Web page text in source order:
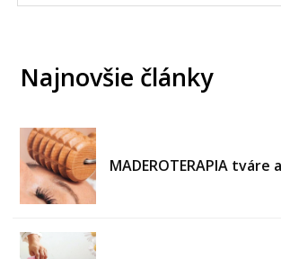
Najnovšie články
MADEROTERAPIA tváre